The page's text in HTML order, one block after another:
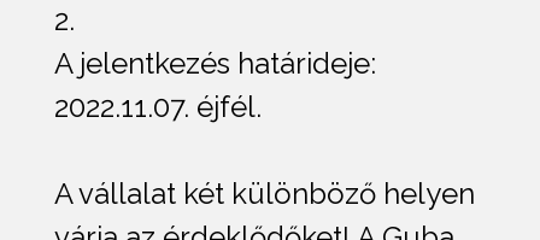
2.
A jelentkezés határideje:
2022.11.07. éjfél.
A vállalat két különböző helyen